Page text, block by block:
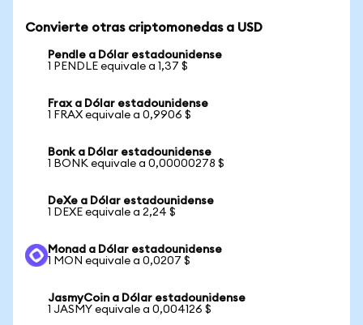
Convierte otras criptomonedas a USD
Pendle a Dólar estadounidense
1 PENDLE equivale a 1,37 $
Frax a Dólar estadounidense
1 FRAX equivale a 0,9906 $
Bonk a Dólar estadounidense
1 BONK equivale a 0,00000278 $
DeXe a Dólar estadounidense
1 DEXE equivale a 2,24 $
Monad a Dólar estadounidense
1 MON equivale a 0,0207 $
JasmyCoin a Dólar estadounidense
1 JASMY equivale a 0,004126 $